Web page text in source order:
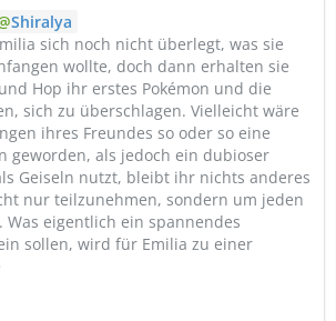
Shiralya
sich noch nicht überlegt, was sie
wollte, doch dann erhalten sie
Hop ihr erstes Pokémon und die
sich zu überschlagen. Vielleicht wäre
ihres Freundes so oder so eine
geworden, als jedoch ein dubioser
Geiseln nutzt, bleibt ihr nichts anderes
nur teilzunehmen, sondern um jeden
Was eigentlich ein spannendes
sollen, wird für Emilia zu einer